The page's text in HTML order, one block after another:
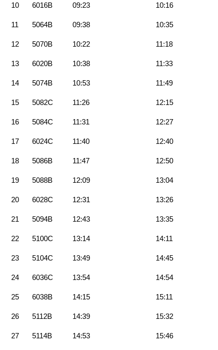
10 6016B 09:23 10:16
11 5064B 09:38 10:35
12 5070B 10:22 11:18
13 6020B 10:38 11:33
14 5074B 10:53 11:49
15 5082C 11:26 12:15
16 5084C 11:31 12:27
17 6024C 11:40 12:40
18 5086B 11:47 12:50
19 5088B 12:09 13:04
20 6028C 12:31 13:26
21 5094B 12:43 13:35
22 5100C 13:14 14:11
23 5104C 13:49 14:45
24 6036C 13:54 14:54
25 6038B 14:15 15:11
26 5112B 14:39 15:32
27 5114B 14:53 15:46